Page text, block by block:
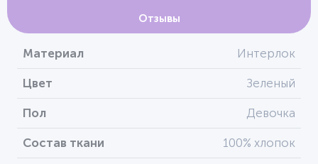
Отзывы
Материал Интерлок
Цвет Зеленый
Пол Девочка
Состав ткани 100% хлопок